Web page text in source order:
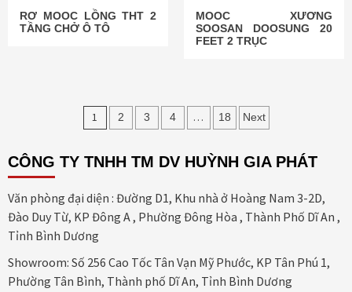
RƠ MOOC LỒNG THT 2
TẦNG CHỞ Ô TÔ
MOOC XƯƠNG
SOOSAN DOOSUNG 20
FEET 2 TRỤC
Điều
bài
viết
1 2 3 4 … 18 Next
CÔNG TY TNHH TM DV HUỲNH GIA PHÁT
Văn phòng đại diện : Đường D1, Khu nhà ở Hoàng Nam 3-2D,
Đào Duy Từ, KP Đông A , Phường Đông Hòa , Thành Phố Dĩ An ,
Tỉnh Bình Dương
Showroom: Số 256 Cao Tốc Tân Vạn Mỹ Phước, KP Tân Phú 1,
Phường Tân Bình, Thành phố Dĩ An, Tỉnh Bình Dương